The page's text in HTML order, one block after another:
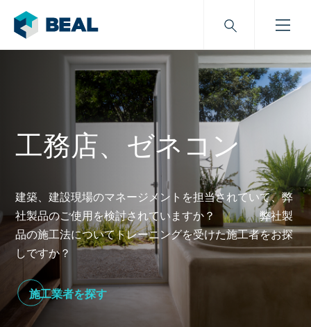
工務店、ゼネコン
建築、建設現場のマネージメントを担当されていて、弊
社製品のご使用を検討されていますか？ 弊社製
品の施工法についてトレーニングを受けた施工者をお探
しですか？
施工業者を探す